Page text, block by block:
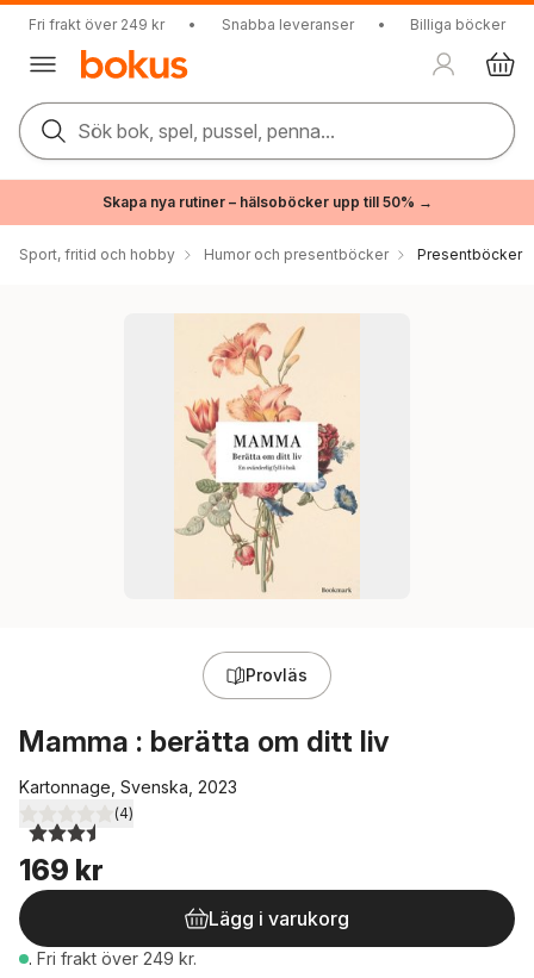
Fri frakt över 249 kr • Snabba leveranser • Billiga böcker
Sök bok, spel, pussel, penna...
Skapa nya rutiner – hälsoböcker upp till 50% →
Sport, fritid och hobby Humor och presentböcker Presentböcker
Provläs
Mamma : berätta om ditt liv
Kartonnage, Svenska, 2023
3,5utav 5 stjärnor. Totalt antal röster:
(4)
169 kr
Lägg i varukorg
. Fri frakt över 249 kr.